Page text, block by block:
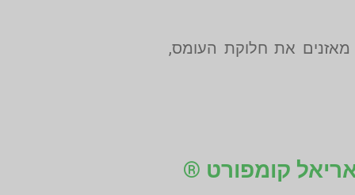
את חלוקת העומס,
קומפורט ®